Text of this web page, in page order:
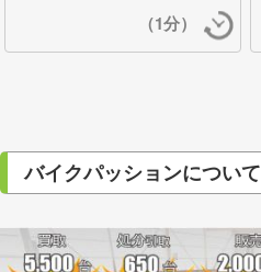
（1分）
バイクパッションについて